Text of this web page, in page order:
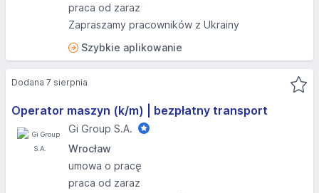
praca od zaraz
Zapraszamy pracowników z Ukrainy
Szybkie aplikowanie
Operator maszyn (k/m) | bezpłatny transport
Gi Group S.A.
Wrocław
umowa o pracę
praca od zaraz
Dodana 7 sierpnia